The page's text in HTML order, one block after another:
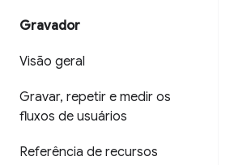
Gravador
Visão geral
Gravar, repetir e medir os
fluxos de usuários
Referência de recursos